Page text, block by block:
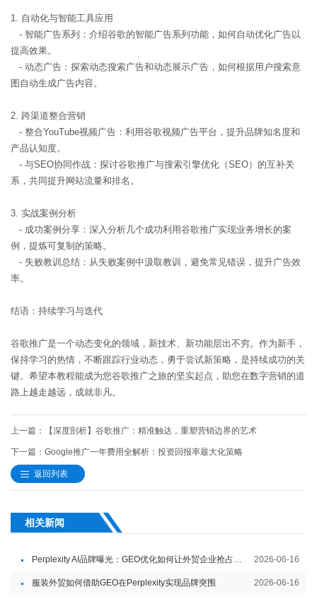
1. 自动化与智能工具应用
- 智能广告系列：介绍谷歌的智能广告系列功能，如何自动优化广告以
提高效果。
- 动态广告：探索动态搜索广告和动态展示广告，如何根据用户搜索意
图自动生成广告内容。
2. 跨渠道整合营销
- 整合YouTube视频广告：利用谷歌视频广告平台，提升品牌知名度和
产品认知度。
- 与SEO协同作战：探讨谷歌推广与搜索引擎优化（SEO）的互补关
系，共同提升网站流量和排名。
3. 实战案例分析
- 成功案例分享：深入分析几个成功利用谷歌推广实现业务增长的案
例，提炼可复制的策略。
- 失败教训总结：从失败案例中汲取教训，避免常见错误，提升广告效
率。
结语：持续学习与迭代
谷歌推广是一个动态变化的领域，新技术、新功能层出不穷。作为新手，
保持学习的热情，不断跟踪行业动态，勇于尝试新策略，是持续成功的关
键。希望本教程能成为您谷歌推广之旅的坚实起点，助您在数字营销的道
路上越走越远，成就非凡。
上一篇：【深度剖析】谷歌推广：精准触达，重塑营销边界的艺术
下一篇：Google推广一年费用全解析：投资回报率最大化策略
返回列表
相关新闻
Perplexity AI品牌曝光：GEO优化如何让外贸企业抢占智能内容入口 2026-06-16
服装外贸如何借助GEO在Perplexity实现品牌突围 2026-06-16